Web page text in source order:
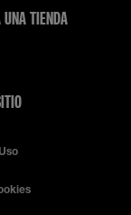
UNA TIENDA